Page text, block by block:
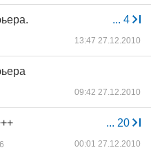
... 4
13:47 27.12.2010
09:42 27.12.2010
... 20
00:01 27.12.2010